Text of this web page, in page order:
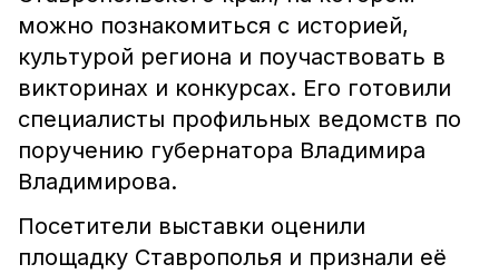
можно познакомиться с историей,
культурой региона и поучаствовать в
викторинах и конкурсах. Его готовили
специалисты профильных ведомств по
поручению губернатора Владимира
Владимирова.
Посетители выставки оценили
площадку Ставрополья и признали её